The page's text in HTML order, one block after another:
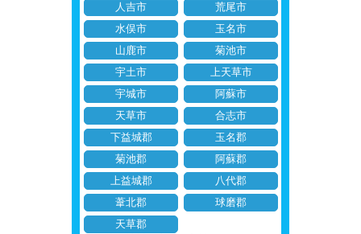
人吉市
荒尾市
水俣市
玉名市
山鹿市
菊池市
宇土市
上天草市
宇城市
阿蘇市
天草市
合志市
下益城郡
玉名郡
菊池郡
阿蘇郡
上益城郡
八代郡
葦北郡
球磨郡
天草郡